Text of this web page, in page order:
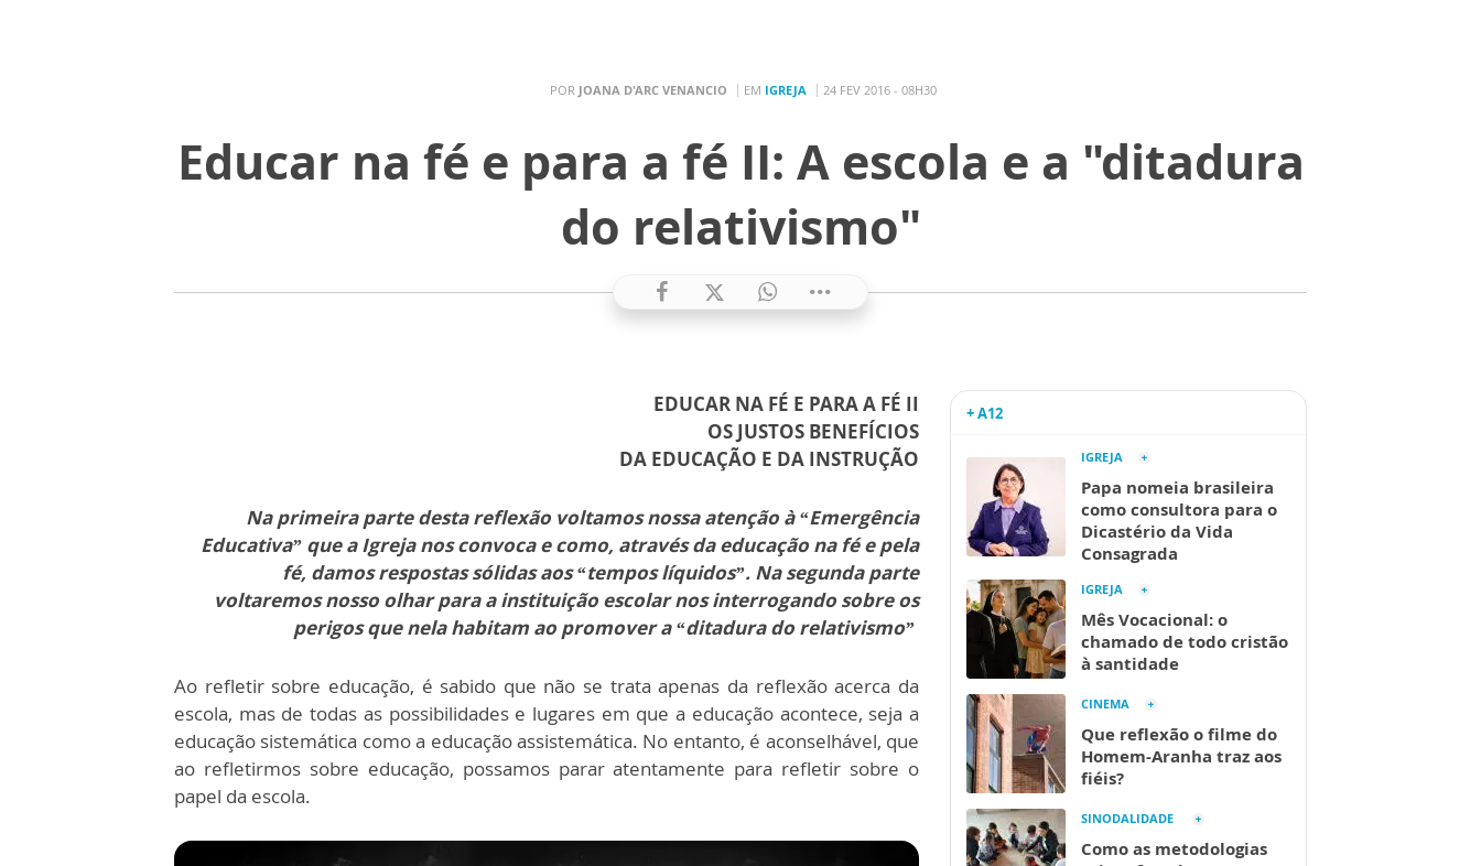
POR JOANA D'ARC VENANCIO EM IGREJA 24 FEV 2016 - 08H30
Educar na fé e para a fé II: A escola e a "ditadura
do relativismo"
EDUCAR NA FÉ E PARA A FÉ II
OS JUSTOS BENEFÍCIOS
DA EDUCAÇÃO E DA INSTRUÇÃO
Na primeira parte desta reflexão voltamos nossa atenção à “Emergência
Educativa” que a Igreja nos convoca e como, através da educação na fé e pela
fé, damos respostas sólidas aos “tempos líquidos”. Na segunda parte
voltaremos nosso olhar para a instituição escolar nos interrogando sobre os
perigos que nela habitam ao promover a “ditadura do relativismo”
Ao refletir sobre educação, é sabido que não se trata apenas da reflexão acerca da
escola, mas de todas as possibilidades e lugares em que a educação acontece, seja a
educação sistemática como a educação assistemática. No entanto, é aconselhável, que
ao refletirmos sobre educação, possamos parar atentamente para refletir sobre o
papel da escola.
+ A12
IGREJA
Papa nomeia brasileira
como consultora para o
Dicastério da Vida
Consagrada
IGREJA
Mês Vocacional: o
chamado de todo cristão
à santidade
CINEMA
Que reflexão o filme do
Homem-Aranha traz aos
fiéis?
SINODALIDADE
Como as metodologias